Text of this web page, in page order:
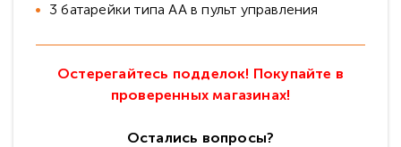
3 батарейки типа АА в пульт управления
Остерегайтесь подделок! Покупайте в
проверенных магазинах!
Остались вопросы?